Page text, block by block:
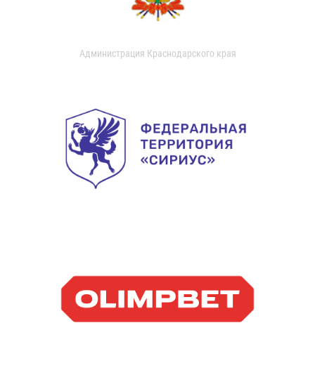
Администрация Краснодарского края